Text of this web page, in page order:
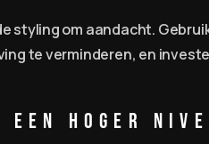
styling om aandacht.
te verminderen, en
Hoger